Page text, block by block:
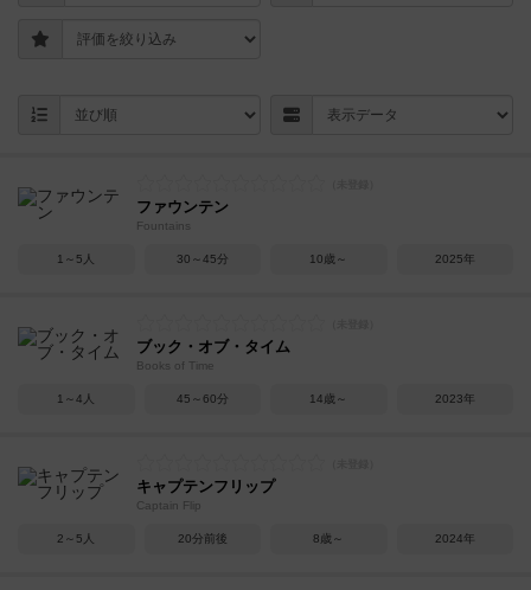
ファウンテン
Fountains
1～5人 30～45分 10歳～ 2025年
ブック・オブ・タイム
Books of Time
1～4人 45～60分 14歳～ 2023年
キャプテンフリップ
Captain Flip
2～5人 20分前後 8歳～ 2024年